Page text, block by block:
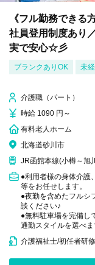
《フル勤務できる
社員登用制度あり
実で安心☆彡
ブランクありOK 未
介護職（パート）
時給 1090 円～
有料老人ホーム
北海道砂川市
JR函館本線(小樽～旭
●利用者様の身体介護
等をお任せします。
●夜勤を含めたフルシ
談ください♪
●無料駐車場を完備し
通勤スタイルを選べま
介護福祉士/初任者研